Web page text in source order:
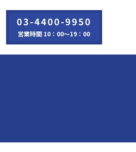
03-4400-9950
営業時間 10：00～19：00